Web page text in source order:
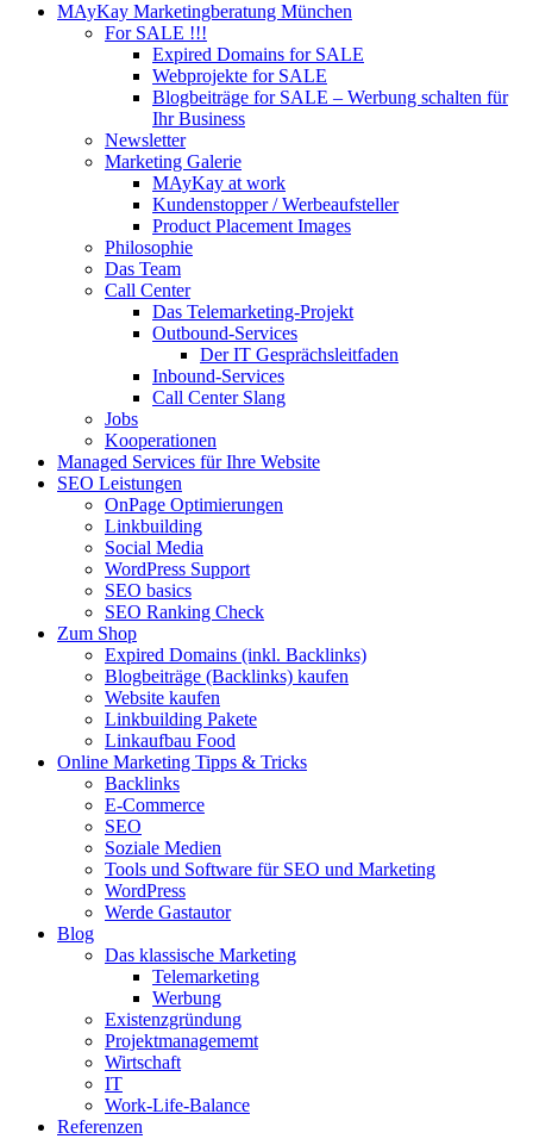
MAyKay Marketingberatung München
For SALE !!!
Expired Domains for SALE
Webprojekte for SALE
Blogbeiträge for SALE – Werbung schalten für
Ihr Business
Newsletter
Marketing Galerie
MAyKay at work
Kundenstopper / Werbeaufsteller
Product Placement Images
Philosophie
Das Team
Call Center
Das Telemarketing-Projekt
Outbound-Services
Der IT Gesprächsleitfaden
Inbound-Services
Call Center Slang
Jobs
Kooperationen
Managed Services für Ihre Website
SEO Leistungen
OnPage Optimierungen
Linkbuilding
Social Media
WordPress Support
SEO basics
SEO Ranking Check
Zum Shop
Expired Domains (inkl. Backlinks)
Blogbeiträge (Backlinks) kaufen
Website kaufen
Linkbuilding Pakete
Linkaufbau Food
Online Marketing Tipps & Tricks
Backlinks
E-Commerce
SEO
Soziale Medien
Tools und Software für SEO und Marketing
WordPress
Werde Gastautor
Blog
Das klassische Marketing
Telemarketing
Werbung
Existenzgründung
Projektmanagememt
Wirtschaft
IT
Work-Life-Balance
Referenzen